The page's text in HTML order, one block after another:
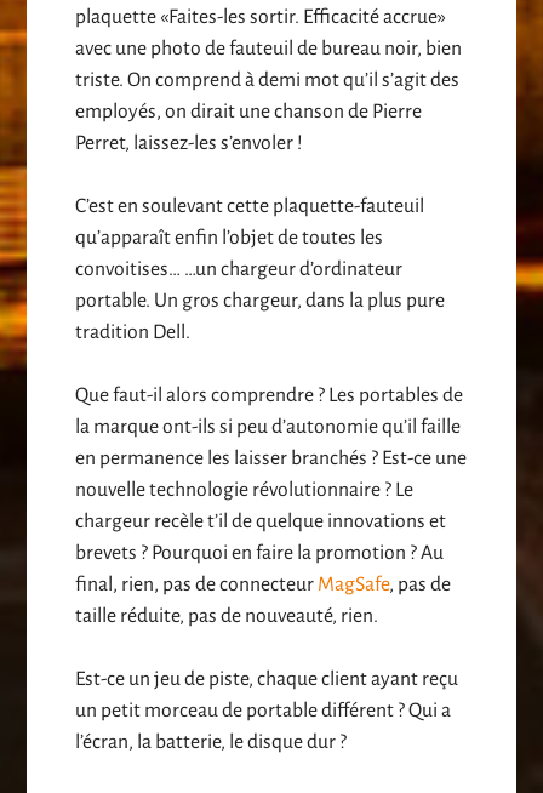
plaquette «Faites-les sortir. Efficacité accrue»
avec une photo de fauteuil de bureau noir, bien
triste. On comprend à demi mot qu’il s’agit des
employés, on dirait une chanson de Pierre
Perret, laissez-les s’envoler !
C’est en soulevant cette plaquette-fauteuil
qu’apparaît enfin l’objet de toutes les
convoitises… …un chargeur d’ordinateur
portable. Un gros chargeur, dans la plus pure
tradition Dell.
Que faut-il alors comprendre ? Les portables de
la marque ont-ils si peu d’autonomie qu’il faille
en permanence les laisser branchés ? Est-ce une
nouvelle technologie révolutionnaire ? Le
chargeur recèle t’il de quelque innovations et
brevets ? Pourquoi en faire la promotion ? Au
final, rien, pas de connecteur MagSafe, pas de
taille réduite, pas de nouveauté, rien.
Est-ce un jeu de piste, chaque client ayant reçu
un petit morceau de portable différent ? Qui a
l’écran, la batterie, le disque dur ?